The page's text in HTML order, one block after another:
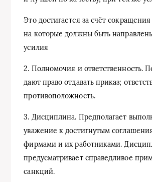
Это достигается за счёт
на которые должны быть
усилия
2. Полномочия и ответственность.
дают право отдавать приказ;
противоположность.
3. Дисциплина. Предполагает
уважение к достигнутым
фирмами и их работниками.
предусматривает справедливое
санкций.